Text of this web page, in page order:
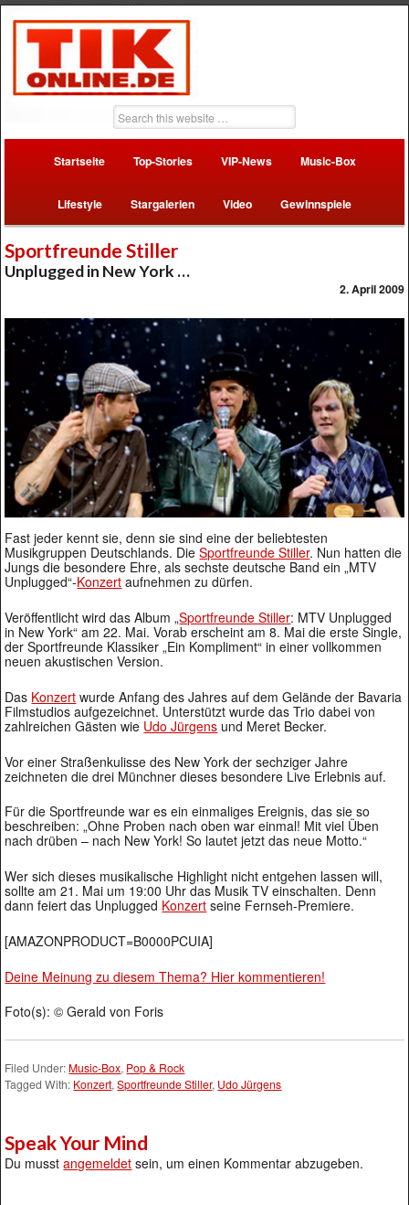
Startseite Top-Stories VIP-News Music-Box
Lifestyle Stargalerien Video Gewinnspiele
Sportfreunde Stiller
Unplugged in New York …
2. April 2009
Fast jeder kennt sie, denn sie sind eine der beliebtesten
Musikgruppen Deutschlands. DieSportfreunde Stiller. Nun hatten die
Jungs die besondere Ehre, als sechste deutsche Band ein „MTV
Unplugged“-Konzert aufnehmen zu dürfen.
Veröffentlicht wird das Album „Sportfreunde Stiller: MTV Unplugged
in New York“ am 22. Mai. Vorab erscheint am 8. Mai die erste Single,
der Sportfreunde Klassiker „Ein Kompliment“ in einer vollkommen
neuen akustischen Version.
Das Konzert wurde Anfang des Jahres auf dem Gelände der Bavaria
Filmstudios aufgezeichnet. Unterstützt wurde das Trio dabei von
zahlreichen Gästen wie Udo Jürgens und Meret Becker.
Vor einer Straßenkulisse des New York der sechziger Jahre
zeichneten die drei Münchner dieses besondere Live Erlebnis auf.
Für die Sportfreunde war es ein einmaliges Ereignis, das sie so
beschreiben: „Ohne Proben nach oben war einmal! Mit viel Üben
nach drüben – nach New York! So lautet jetzt das neue Motto.“
Wer sich dieses musikalische Highlight nicht entgehen lassen will,
sollte am 21. Mai um 19:00 Uhr das Musik TV einschalten. Denn
dann feiert das Unplugged Konzert seine Fernseh-Premiere.
[AMAZONPRODUCT=B0000PCUIA]
Deine Meinung zu diesem Thema? Hier kommentieren!
Foto(s): © Gerald von Foris
Filed Under: Music-Box, Pop & Rock
Tagged With: Konzert,Sportfreunde Stiller, Udo Jürgens
Speak Your Mind
Du musstangemeldet sein, um einen Kommentar abzugeben.